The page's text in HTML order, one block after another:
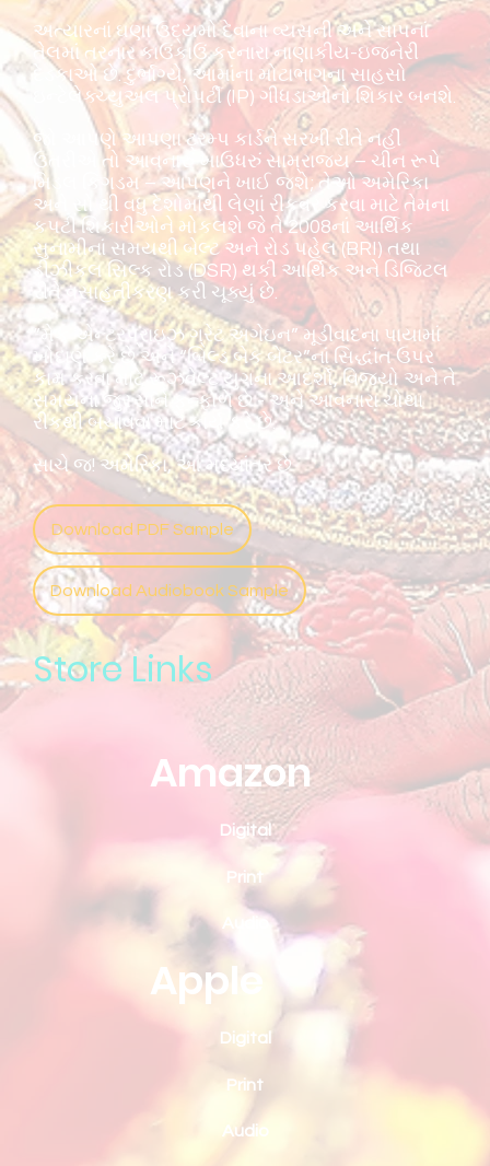
Store Links
Download PDF Sample
Download Audiobook Sample
અત્યારનાં ઘણા ઉદ્યમો દેવાના વ્યસની અને સાપનાં
તેલમાં તરનાર કાઉંકાઉં કરનારા નાણાકીય-ઇજનેરી
દેડકાઓ છે. દુર્ભાગ્યે, આમાંના મોટાભાગના સાહસો
ઇન્ટેલેક્ચ્યુઅલ પ્રોપર્ટી (IP) ગીધડાઓનો શિકાર બનશે.
જો આપણે આપણા ટ્રમ્પ કાર્ડને સરખી રીતે નહીં
ઉતરીએ તો આવનારું ખાઉધરું સામ્રાજ્ય – ચીન રૂપે
મિડલ કિંગડમ – આપણને ખાઈ જશે; તેઓ અમેરિકા
અને સો થી વધુ દેશોમાંથી લેણાં રીકવર કરવા માટે તેમના
કપટી શિકારીઓને મોકલશે જે તે 2008નાં આર્થિક
સુનામીનાં સમયથી બેલ્ટ અને રોડ પહેલ (BRI) તથા
ડીઝીકલ સિલ્ક રોડ (DSR) થકી આર્થિક અને ડિજિટલ
રીતે વસાહતીકરણ કરી ચૂક્યું છે.
“મેક એન્ટરપ્રાઇઝ ગ્રેટ અગેઇન” મૂડીવાદના પાયામાં
ખોદાણ કરે છે અને “બિલ્ડ બેક બેટર”નાં સિદ્ધાંત ઉપર
કામ કરવા માટે રૂઝવેલ્ટ યુગના આદર્શો, વિજયો અને તે
સમયના જુસ્સાને ફન્ફોળે છે - અને આવનારા ચોથા
રીકથી બચાવવા માટે કાર્ય કરે છે.
સાચે જ! અમેરિકા, આ મધ્યાંતર છે
Digital
Print
Amazon
Digital
Print
Audio
Apple